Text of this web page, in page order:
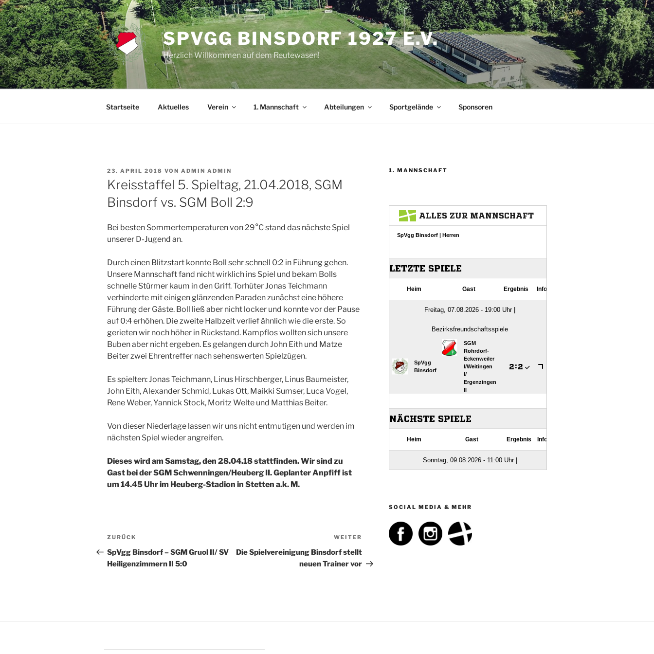
Zum
Inhalt
springen
SPVGG BINSDORF 1927 E.V.
Herzlich Willkommen auf dem Reutewasen!
Startseite Aktuelles Verein 1. Mannschaft Abteilungen Sportgelände Sponsoren
VERÖFFENTLICHT
AM
23. APRIL 2018 VON ADMIN ADMIN
Kreisstaffel 5. Spieltag, 21.04.2018, SGM
Binsdorf vs. SGM Boll 2:9
Bei besten Sommertemperaturen von 29°C stand das nächste Spiel
unserer D-Jugend an.
Durch einen Blitzstart konnte Boll sehr schnell 0:2 in Führung gehen.
Unsere Mannschaft fand nicht wirklich ins Spiel und bekam Bolls
schnelle Stürmer kaum in den Griff. Torhüter Jonas Teichmann
verhinderte mit einigen glänzenden Paraden zunächst eine höhere
Führung der Gäste. Boll ließ aber nicht locker und konnte vor der Pause
auf 0:4 erhöhen. Die zweite Halbzeit verlief ähnlich wie die erste. So
gerieten wir noch höher in Rückstand. Kampflos wollten sich unsere
Buben aber nicht ergeben. Es gelangen durch John Eith und Matze
Beiter zwei Ehrentreffer nach sehenswerten Spielzügen.
Es spielten: Jonas Teichmann, Linus Hirschberger, Linus Baumeister,
John Eith, Alexander Schmid, Lukas Ott, Maikki Sumser, Luca Vogel,
Rene Weber, Yannick Stock, Moritz Welte und Matthias Beiter.
Von dieser Niederlage lassen wir uns nicht entmutigen und werden im
nächsten Spiel wieder angreifen.
Dieses wird am Samstag, den 28.04.18 stattfinden. Wir sind zu
Gast bei der SGM Schwenningen/Heuberg II. Geplanter Anpfiff ist
um 14.45 Uhr im Heuberg-Stadion in Stetten a.k. M.
Beitragsnavigation
Vorheriger
Beitrag
ZURÜCK
SpVgg Binsdorf – SGM Gruol II/ SV
Heiligenzimmern II 5:0
Nächster
Beitrag
WEITER
Die Spielvereinigung Binsdorf stellt
neuen Trainer vor
1. MANNSCHAFT
SOCIAL MEDIA & MEHR